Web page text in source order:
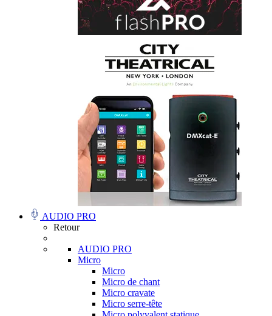
AUDIO PRO
Retour
AUDIO PRO
Micro
Micro
Micro de chant
Micro cravate
Micro serre-tête